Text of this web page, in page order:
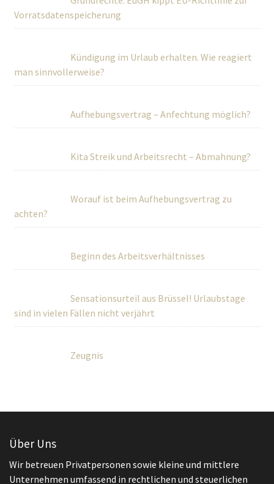
Vorratsdatenspeicherung
Kündigung im Urlaub erhalten. Wie reagiert
man sinnvollerweise?
Aufhebungsvertrag – Anfechtung möglich?
Kita Streik und Arbeitsrecht – Abmahnung?
Worauf ist beim Aufhebungsvertrag zu
achten?
Beginn des Arbeitsverhältnisses
Sensationsurteil aus Brüssel! Urlaubstage
sind in vielen Fällen nicht verjährt
Zeugnis
Über Uns
Wir betreuen Privatpersonen sowie kleine und mittlere
Unternehmen umfassend in rechtlichen und steuerlichen